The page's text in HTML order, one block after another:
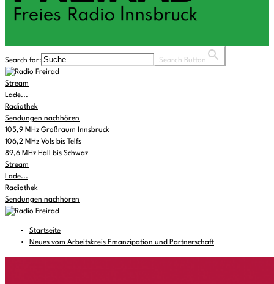
Search for: Search Button
Stream
Lade...
Radiothek
Sendungen nachhören
105,9 MHz Großraum Innsbruck
106,2 MHz Völs bis Telfs
89,6 MHz Hall bis Schwaz
Stream
Lade...
Radiothek
Sendungen nachhören
Startseite
Neues vom Arbeitskreis Emanzipation und Partnerschaft